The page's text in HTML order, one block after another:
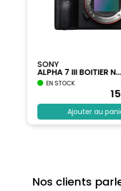
SONY
ALPHA 7 III BOITIER N...
EN STOCK
Ajouter au
Nos clients